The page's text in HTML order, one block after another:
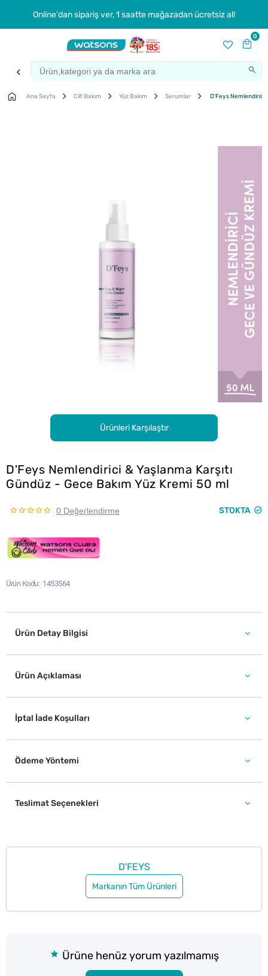
Online'dan sipariş ver, 1 saatte mağazadan ücretsiz al!
0
Ana Sayfa Cilt Bakım Yüz Bakım Serumlar D'Feys Nemlendirici
Ürünleri Karşılaştır
D'Feys Nemlendirici & Yaşlanma Karşıtı
Gündüz - Gece Bakım Yüz Kremi 50 ml
0 Değerlendirme STOKTA
Ürün Kodu 1453564
Ürün Detay Bilgisi
Ürün Açıklaması
İptal İade Koşulları
Ödeme Yöntemi
Teslimat Seçenekleri
D'FEYS
Markanın Tüm Ürünleri
Ürüne henüz yorum yazılmamış